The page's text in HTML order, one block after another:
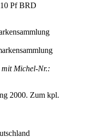
Pf BRD
mit Michel-Nr.:
2000. Zum kpl.